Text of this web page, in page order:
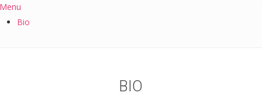
Bio
BIO